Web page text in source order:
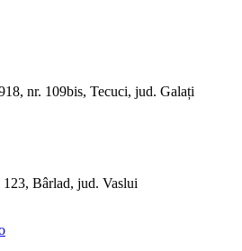
nr. 109bis, Tecuci, jud. Galați
Bârlad, jud. Vaslui